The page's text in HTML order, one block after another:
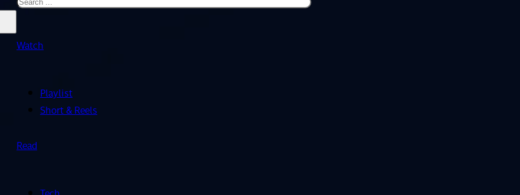
Watch
Playlist
Short & Reels
Read